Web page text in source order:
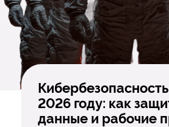
2026 году: как
данные и рабочие